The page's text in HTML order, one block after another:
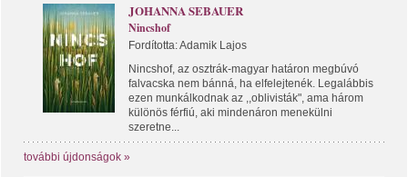
JOHANNA SEBAUER
Nincshof
Fordította: Adamik Lajos
Nincshof, az osztrák-magyar határon megbúvó
falvacska nem bánná, ha elfelejtenék. Legalábbis
ezen munkálkodnak az ,,oblivisták", ama három
különös férfiú, aki mindenáron menekülni
szeretne...
további újdonságok »